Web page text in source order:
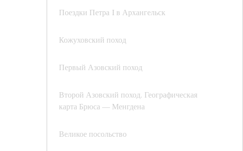
Поездки Петра I в Архангельск
Кожуховский поход
Первый Азовский поход
Второй Азовский поход. Географическая
карта Брюса — Менгдена
Великое посольство